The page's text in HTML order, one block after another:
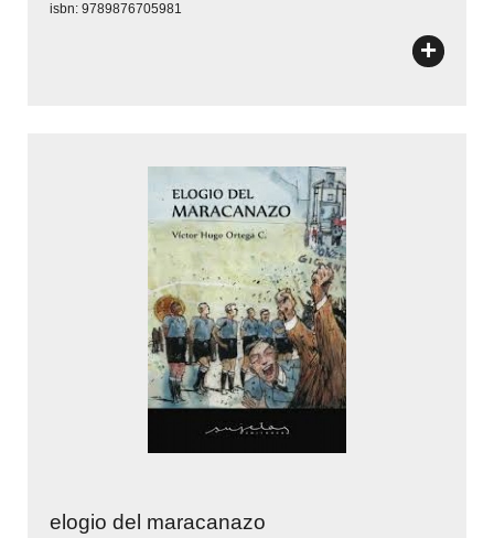
isbn: 9789876705981
+
elogio del maracanazo